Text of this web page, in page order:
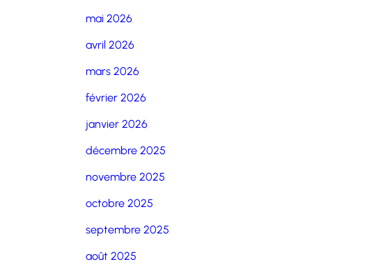
mai 2026
avril 2026
mars 2026
février 2026
janvier 2026
décembre 2025
novembre 2025
octobre 2025
septembre 2025
août 2025